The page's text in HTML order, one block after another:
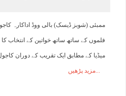
ممبئی (شوبز ڈیسک) بالی ووڈ اداکارہ
فلموں کے ساتھ ساتھ خواتین کے انتخاب
میڈیا کے مطابق ایک تقریب کے دوران
مزید پڑھیں